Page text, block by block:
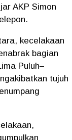
AKP Simon
kecelakaan
bagian
Puluh–
tujuh